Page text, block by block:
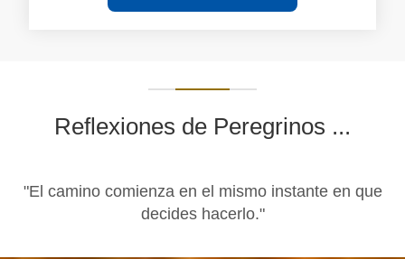
Reflexiones de Peregrinos ...
"El camino comienza en el mismo instante en que
decides hacerlo."